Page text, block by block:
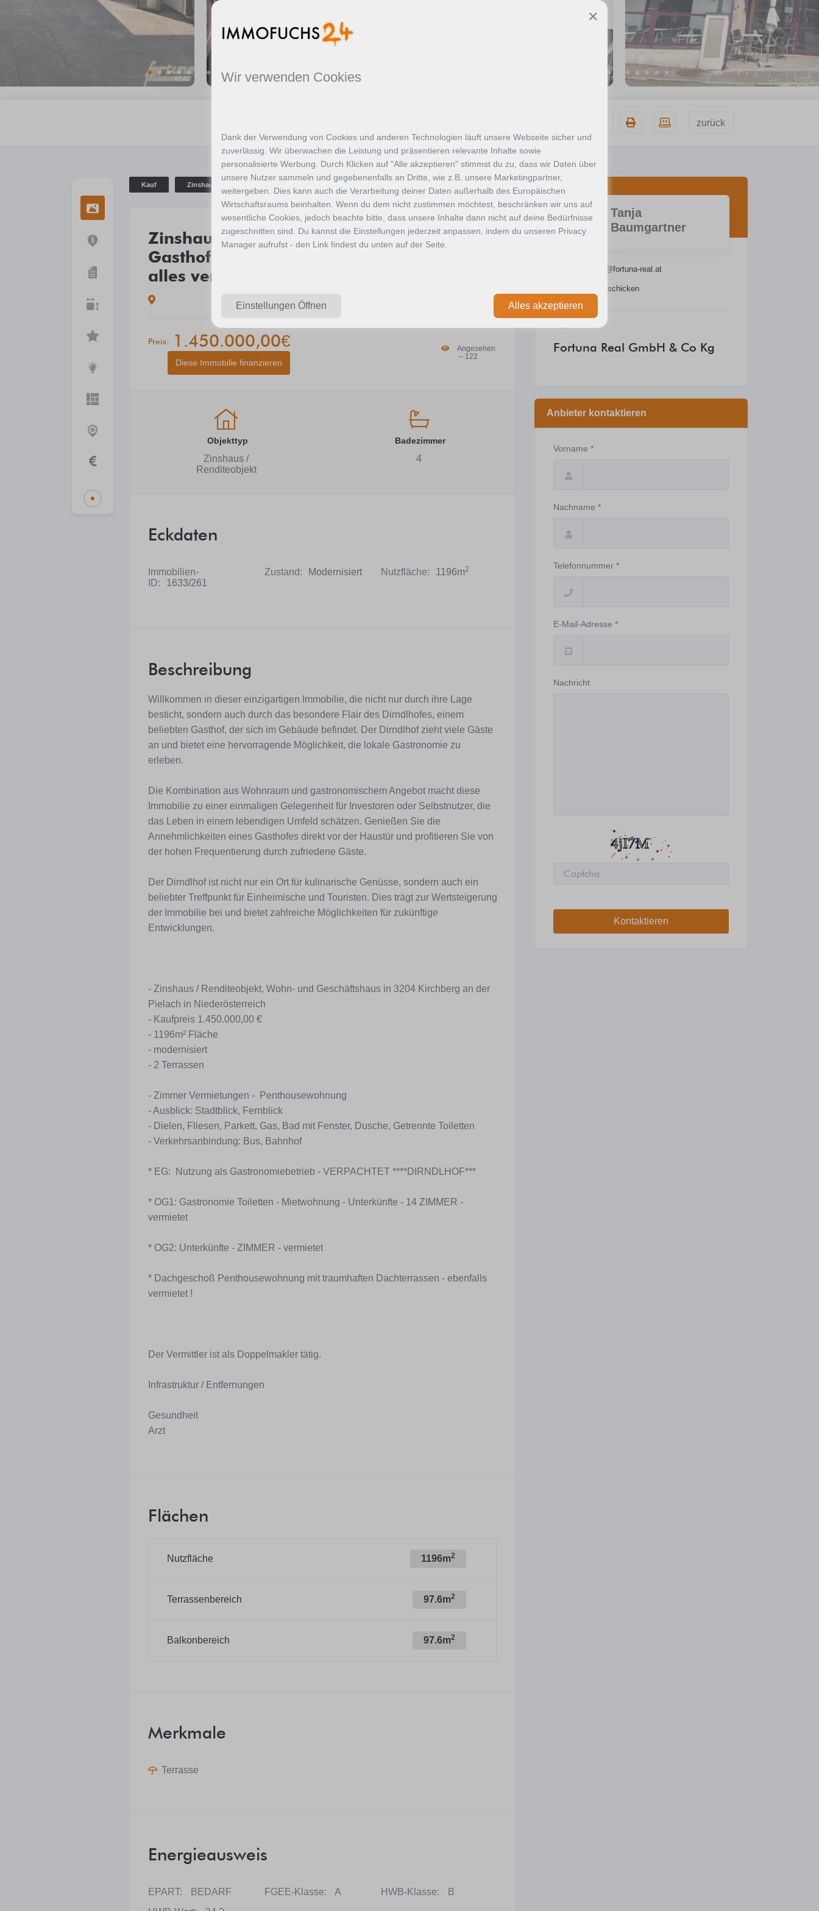
zurück
Kauf Zinshaus / Renditeobjekt
Teilen
Zinshaus mit beliebtem
Gasthof **13 % Rendite**
alles vermietet!
Datum: 18.06.2025
Preis: 1.450.000,00€
Diese Immobilie finanzieren
Angesehen
– 122
Objekttyp
Zinshaus /
Renditeobjekt
Badezimmer
4
Eckdaten
Immobilien-
ID:
1633/261
Zustand: Modernisiert Nutzfläche: 1196m2
Beschreibung
Willkommen in dieser einzigartigen Immobilie, die nicht nur durch ihre Lage
besticht, sondern auch durch das besondere Flair des Dirndlhofes, einem
beliebten Gasthof, der sich im Gebäude befindet. Der Dirndlhof zieht viele Gäste
an und bietet eine hervorragende Möglichkeit, die lokale Gastronomie zu
erleben.
Die Kombination aus Wohnraum und gastronomischem Angebot macht diese
Immobilie zu einer einmaligen Gelegenheit für Investoren oder Selbstnutzer, die
das Leben in einem lebendigen Umfeld schätzen. Genießen Sie die
Annehmlichkeiten eines Gasthofes direkt vor der Haustür und profitieren Sie von
der hohen Frequentierung durch zufriedene Gäste.
Der Dirndlhof ist nicht nur ein Ort für kulinarische Genüsse, sondern auch ein
beliebter Treffpunkt für Einheimische und Touristen. Dies trägt zur Wertsteigerung
der Immobilie bei und bietet zahlreiche Möglichkeiten für zukünftige
Entwicklungen.
- Zinshaus / Renditeobjekt, Wohn- und Geschäftshaus in 3204 Kirchberg an der
Pielach in Niederösterreich
- Kaufpreis 1.450.000,00 €
- 1196m² Fläche
- modernisiert
- 2 Terrassen
- Zimmer Vermietungen - Penthousewohnung
- Ausblick: Stadtblick, Fernblick
- Dielen, Fliesen, Parkett, Gas, Bad mit Fenster, Dusche, Getrennte Toiletten
- Verkehrsanbindung: Bus, Bahnhof
* EG: Nutzung als Gastronomiebetrieb - VERPACHTET ****DIRNDLHOF***
* OG1: Gastronomie Toiletten - Mietwohnung - Unterkünfte - 14 ZIMMER -
vermietet
* OG2: Unterkünfte - ZIMMER - vermietet
* Dachgeschoß Penthousewohnung mit traumhaften Dachterrassen - ebenfalls
vermietet !
Der Vermittler ist als Doppelmakler tätig.
Infrastruktur / Entfernungen
Gesundheit
Arzt
Flächen
Nutzfläche 1196m2
Terrassenbereich 97.6m2
Balkonbereich 97.6m2
Merkmale
Terrasse
Energieausweis
EPART: BEDARF FGEE-Klasse: A HWB-Klasse:
B
Tanja
Baumgartner
tb@fortuna-real.at
Nachricht schicken
Fortuna Real GmbH & Co Kg
Anbieter kontaktieren
Vorname *
Nachname *
Telefonnummer *
E-Mail-Adresse *
Nachricht
Kontaktieren
✕
Wir verwenden Cookies
Dank der Verwendung von Cookies und anderen Technologien läuft unsere Webseite sicher und
zuverlässig. Wir überwachen die Leistung und präsentieren relevante Inhalte sowie
personalisierte Werbung. Durch Klicken auf "Alle akzeptieren" stimmst du zu, dass wir Daten über
unsere Nutzer sammeln und gegebenenfalls an Dritte, wie z.B. unsere Marketingpartner,
weitergeben. Dies kann auch die Verarbeitung deiner Daten außerhalb des Europäischen
Wirtschaftsraums beinhalten. Wenn du dem nicht zustimmen möchtest, beschränken wir uns auf
wesentliche Cookies, jedoch beachte bitte, dass unsere Inhalte dann nicht auf deine Bedürfnisse
zugeschnitten sind. Du kannst die Einstellungen jederzeit anpassen, indem du unseren Privacy
Manager aufrufst - den Link findest du unten auf der Seite.
Einstellungen Öffnen Alles akzeptieren